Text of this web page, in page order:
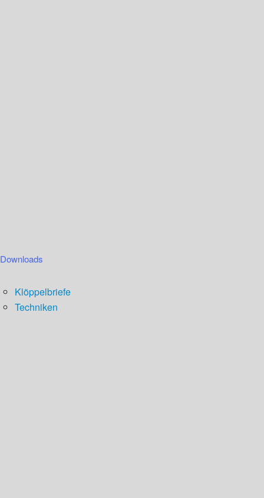
Downloads
Klöppelbriefe
Techniken